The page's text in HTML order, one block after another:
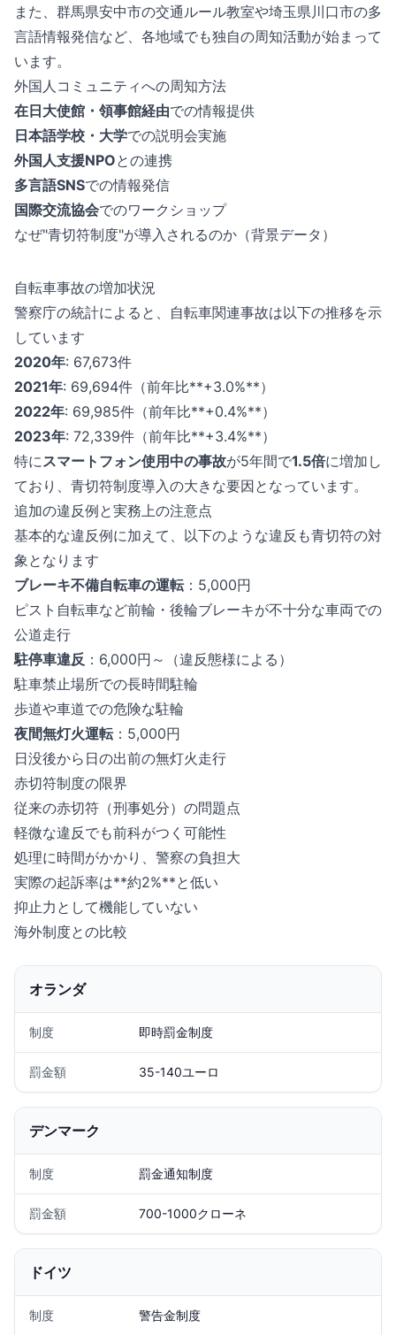
また、群馬県安中市の交通ルール教室や埼玉県川口市の多
言語情報発信など、各地域でも独自の周知活動が始まって
います。
外国人コミュニティへの周知方法
在日大使館・領事館経由での情報提供
日本語学校・大学での説明会実施
外国人支援NPOとの連携
多言語SNSでの情報発信
国際交流協会でのワークショップ
なぜ"青切符制度"が導入されるのか（背景データ）
自転車事故の増加状況
警察庁の統計によると、自転車関連事故は以下の推移を示
しています
2020年: 67,673件
2021年: 69,694件（前年比**+3.0%**）
2022年: 69,985件（前年比**+0.4%**）
2023年: 72,339件（前年比**+3.4%**）
特にスマートフォン使用中の事故が5年間で1.5倍に増加し
ており、青切符制度導入の大きな要因となっています。
追加の違反例と実務上の注意点
基本的な違反例に加えて、以下のような違反も青切符の対
象となります
ブレーキ不備自転車の運転：5,000円
ピスト自転車など前輪・後輪ブレーキが不十分な車両での
公道走行
駐停車違反 ：6,000円～（違反態様による）
駐車禁止場所での長時間駐輪
歩道や車道での危険な駐輪
夜間無灯火運転：5,000円
日没後から日の出前の無灯火走行
赤切符制度の限界
従来の赤切符（刑事処分）の問題点
軽微な違反でも前科がつく可能性
処理に時間がかかり、警察の負担大
実際の起訴率は**約2%**と低い
抑止力として機能していない
海外制度との比較
オランダ
制度 即時罰金制度
罰金額 35-140ユーロ
デンマーク
制度 罰金通知制度
罰金額 700-1000クローネ
ドイツ
制度 警告金制度